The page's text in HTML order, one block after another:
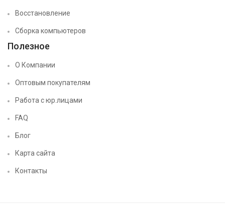
Восстановление
Сборка компьютеров
Полезное
О Компании
Оптовым покупателям
Работа с юр.лицами
FAQ
Блог
Карта сайта
Контакты